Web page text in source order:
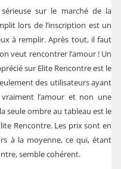
sur le marché de la
lors de l’inscription est un
à remplir. Après tout, il faut
veut rencontrer l’amour ! Un
sur Elite Rencontre est le
des utilisateurs ayant
l’amour et non une
seule ombre au tableau est le
Rencontre. Les prix sont en
à la moyenne, ce qui, étant
semble cohérent.